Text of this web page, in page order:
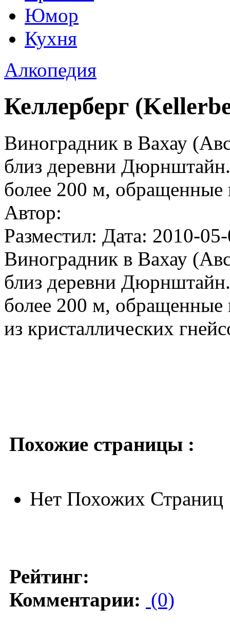
Юмор
Кухня
Алкопедия
Келлерберг
Виноградник в Вахау
близ деревни
более 200 м, обращенные
Автор:
Разместил: Дата: 2010-
Виноградник в Вахау
близ деревни
более 200 м,
из кристаллических
Похожие страницы :
Нет Похожих Страниц
Рейтинг:
Комментарии: (0)